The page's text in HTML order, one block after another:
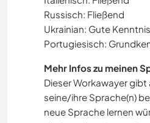
KUNST & DESIGN
ARCHITEKTUR
TANZEN
Russisch: Fließend
Ukrainian: Gute
Portugiesisch:
Mehr Infos zu meinen
Dieser Workawayer
seine/ihre Sprache(n)
neue Sprache lernen